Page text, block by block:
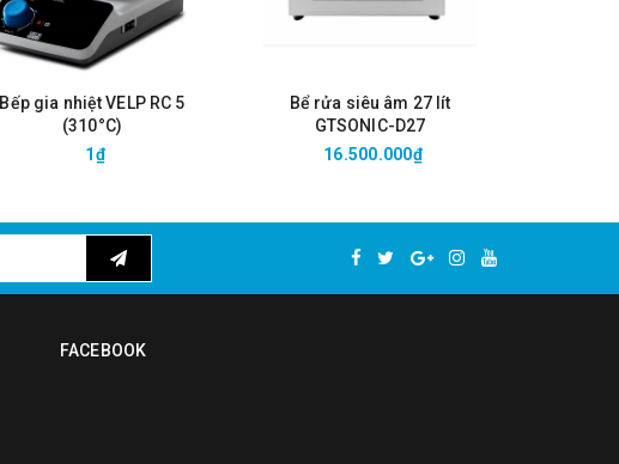
Bếp gia nhiệt VELP RC 5
(310°C)
1₫
Bể rửa siêu âm 27 lít
GTSONIC-D27
16.500.000₫
FACEBOOK